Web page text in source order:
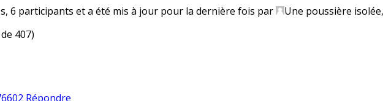
6 participants et a été mis à jour pour la dernière fois par Une poussière isolée
407)
Répondre